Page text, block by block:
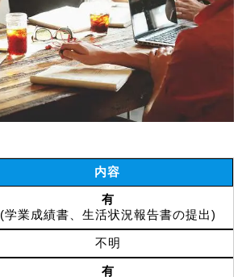
内容
有
(学業成績書、生活状況報告書の提出)
不明
有